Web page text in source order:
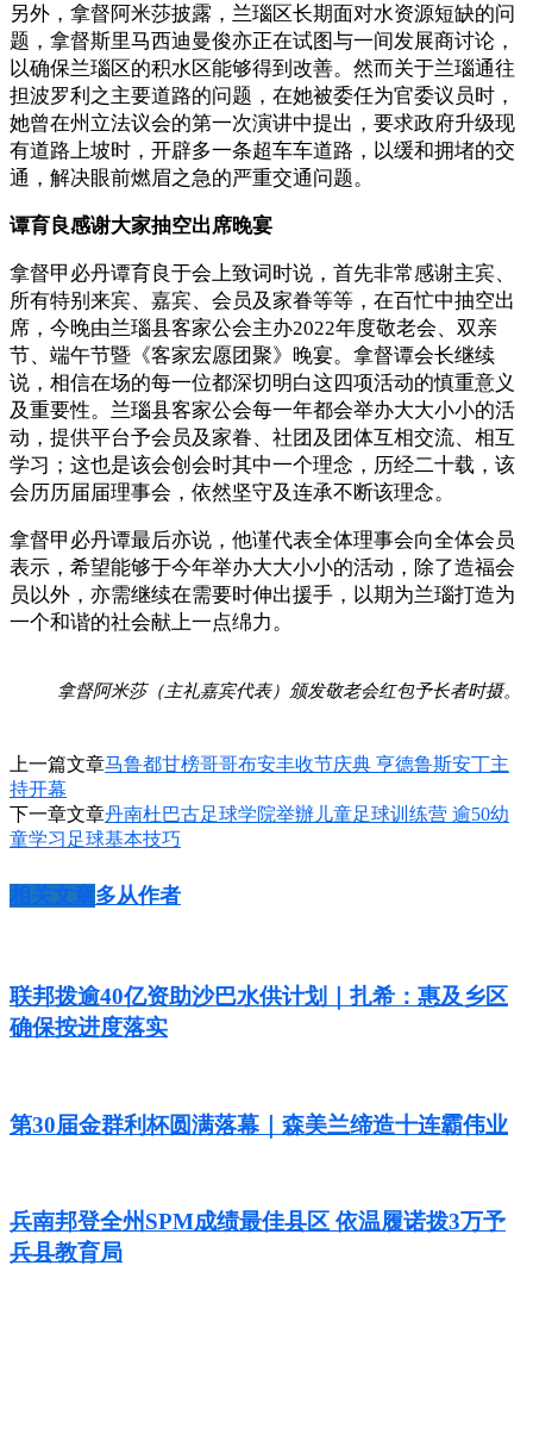
另外，拿督阿米莎披露，兰瑙区长期面对水资源短缺的问
题，拿督斯里马西迪曼俊亦正在试图与一间发展商讨论，
以确保兰瑙区的积水区能够得到改善。然而关于兰瑙通往
担波罗利之主要道路的问题，在她被委任为官委议员时，
她曾在州立法议会的第一次演讲中提出，要求政府升级现
有道路上坡时，开辟多一条超车车道路，以缓和拥堵的交
通，解决眼前燃眉之急的严重交通问题。
谭育良感谢大家抽空出席晚宴
拿督甲必丹谭育良于会上致词时说，首先非常感谢主宾、
所有特别来宾、嘉宾、会员及家眷等等，在百忙中抽空出
席，今晚由兰瑙县客家公会主办2022年度敬老会、双亲
节、端午节暨《客家宏愿团聚》晚宴。拿督谭会长继续
说，相信在场的每一位都深切明白这四项活动的慎重意义
及重要性。兰瑙县客家公会每一年都会举办大大小小的活
动，提供平台予会员及家眷、社团及团体互相交流、相互
学习；这也是该会创会时其中一个理念，历经二十载，该
会历历届届理事会，依然坚守及连承不断该理念。
拿督甲必丹谭最后亦说，他谨代表全体理事会向全体会员
表示，希望能够于今年举办大大小小的活动，除了造福会
员以外，亦需继续在需要时伸出援手，以期为兰瑙打造为
一个和谐的社会献上一点绵力。
拿督阿米莎（主礼嘉宾代表）颁发敬老会红包予长者时摄。
上一篇文章马鲁都甘榜哥哥布安丰收节庆典 亨德鲁斯安丁主
持开幕
下一章文章丹南杜巴古足球学院举辦儿童足球训练营 逾50幼
童学习足球基本技巧
相关文章多从作者
联邦拨逾40亿资助沙巴水供计划｜扎希：惠及乡区
确保按进度落实
第30届金群利杯圆满落幕｜森美兰缔造十连霸伟业
兵南邦登全州SPM成绩最佳县区 依温履诺拨3万予
兵县教育局